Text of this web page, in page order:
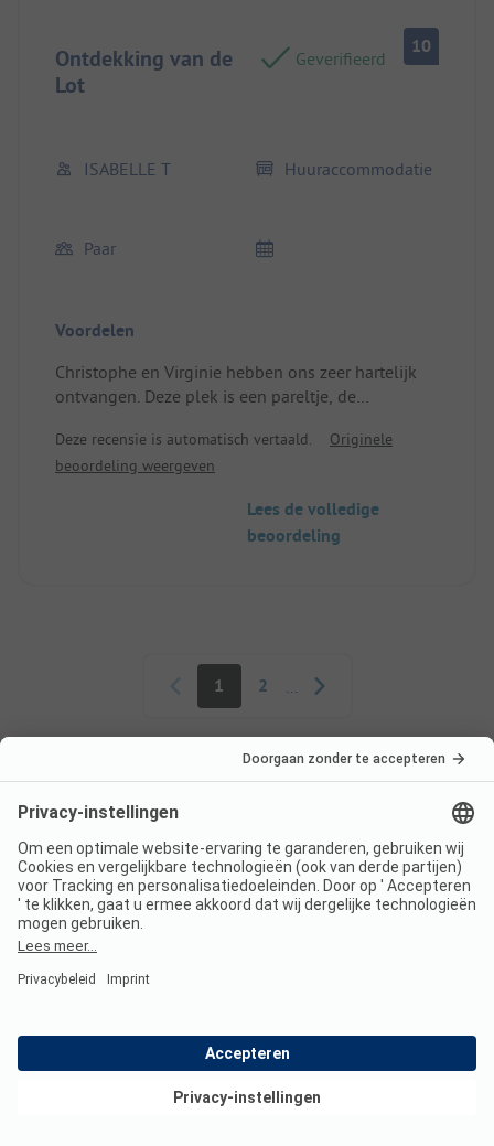
Ontdekking van de
Lot
Geverifieerd
10
ISABELLE T Huuraccommodatie
Paar
Voordelen
Christophe en Virginie hebben ons zeer hartelijk
ontvangen. Deze plek is een pareltje, de
Deze recensie is automatisch vertaald.
Originele
beoordeling weergeven
Lees de volledige
beoordeling
1 2 ...
ANWB Kampeerkaart CKE korting 2026
De korting wordt verleend op de overnachtingsprijs en
eventueel bijkomende persoonskosten. De ANWB
Kampeerkaart CKE is een betaald aanbod van ANWB B.V.
Meer
Bekijk deals